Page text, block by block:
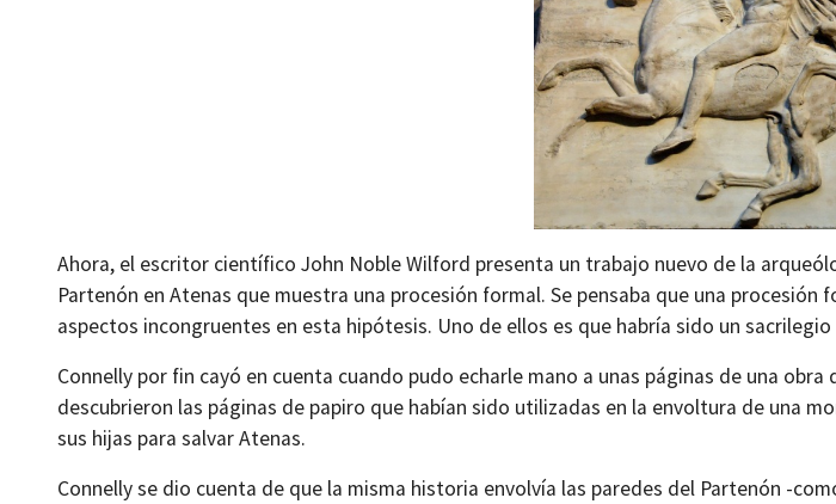
Ahora, el escritor científico John Noble Wilford presenta un trabajo nuevo de la
Partenón en Atenas que muestra una procesión formal. Se pensaba que una
aspectos incongruentes en esta hipótesis. Uno de ellos es que habría sido un
Connelly por fin cayó en cuenta cuando pudo echarle mano a unas páginas de una
descubrieron las páginas de papiro que habían sido utilizadas en la envoltura de una
sus hijas para salvar Atenas.
Connelly se dio cuenta de que la misma historia envolvía las paredes del Partenón -